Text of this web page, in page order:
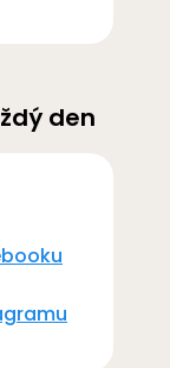
den